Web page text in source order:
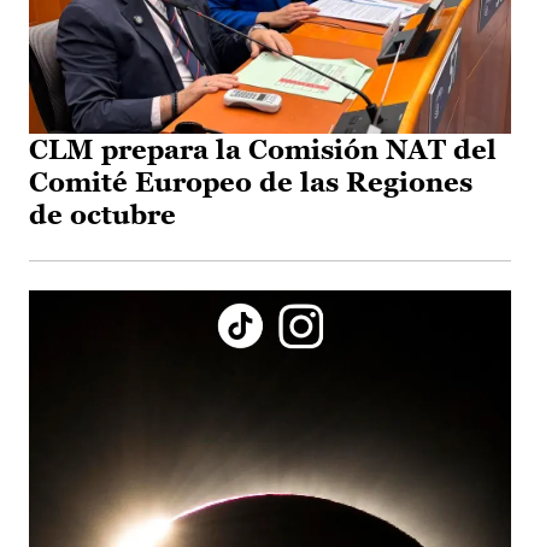
CLM prepara la Comisión NAT del
Comité Europeo de las Regiones
de octubre